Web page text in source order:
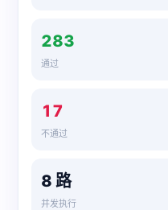
283
通过
17
不通过
8 路
并发执行